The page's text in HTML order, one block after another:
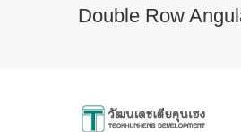
Double Row